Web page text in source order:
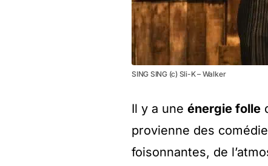
SING SING (c) Sli-K – Walker
Il y a une énergie folle
provienne des
foisonnantes, de